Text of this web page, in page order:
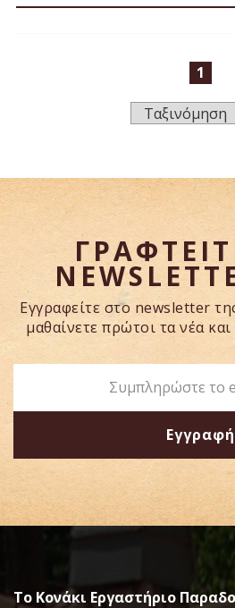
1
Εγγραφείτε στο newsletter
μαθαίνετε πρώτοι τα νέα
Το Κονάκι Εργαστήριο